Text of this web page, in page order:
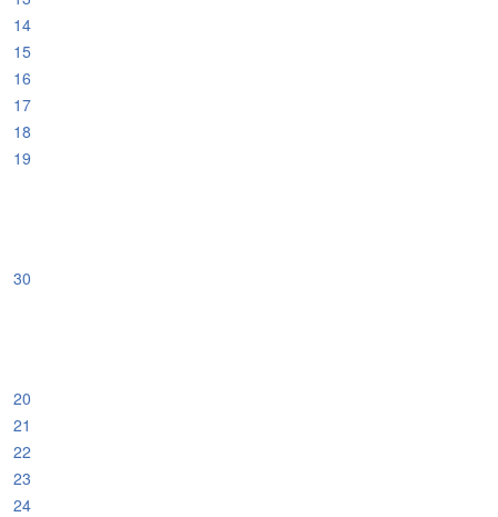
14
15
16
17
18
19
30
20
21
22
23
24